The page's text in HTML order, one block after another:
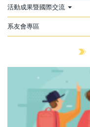
活動成果暨國際交流
系友會專區